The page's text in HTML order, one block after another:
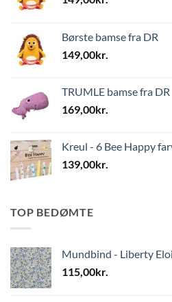
Børste bamse fra DR
149,00kr.
TRUMLE bamse fra DR
169,00kr.
Kreul - 6 Bee Happy
139,00kr.
TOP BEDØMTE
Mundbind - Liberty
115,00kr.